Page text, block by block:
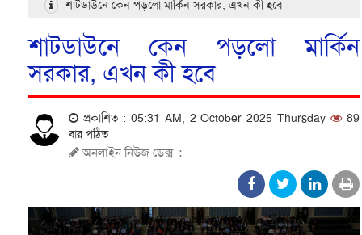
শাটডাউনে কেন পড়লো মার্কিন সরকার, এখন কী হবে
শাটডাউনে কেন পড়লো মার্কিন
সরকার, এখন কী হবে
প্রকাশিত : 05:31 AM, 2 October 2025 Thursday
89
বার পঠিত
অনলাইন নিউজ ডেক্স :